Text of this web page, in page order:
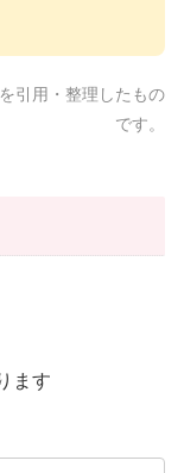
引用・整理したもの
です。
ます